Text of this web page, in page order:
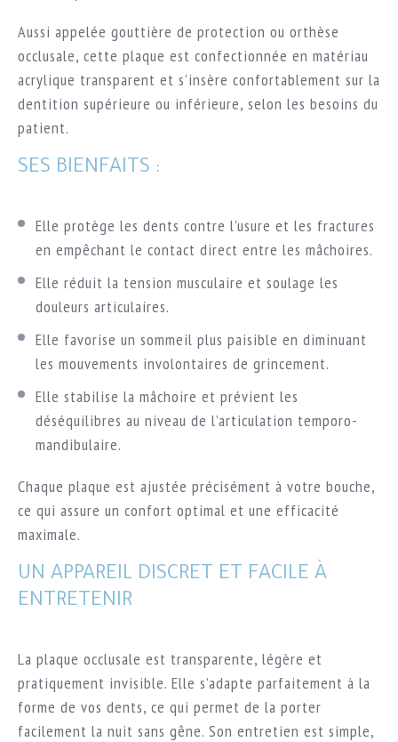
Aussi appelée gouttière de protection ou orthèse
occlusale, cette plaque est confectionnée en matériau
acrylique transparent et s’insère confortablement sur la
dentition supérieure ou inférieure, selon les besoins du
patient.
SES BIENFAITS :
Elle protège les dents contre l’usure et les fractures
en empêchant le contact direct entre les mâchoires.
Elle réduit la tension musculaire et soulage les
douleurs articulaires.
Elle favorise un sommeil plus paisible en diminuant
les mouvements involontaires de grincement.
Elle stabilise la mâchoire et prévient les
déséquilibres au niveau de l’articulation temporo-
mandibulaire.
Chaque plaque est ajustée précisément à votre bouche,
ce qui assure un confort optimal et une efficacité
maximale.
UN APPAREIL DISCRET ET FACILE À
ENTRETENIR
La plaque occlusale est transparente, légère et
pratiquement invisible. Elle s’adapte parfaitement à la
forme de vos dents, ce qui permet de la porter
facilement la nuit sans gêne. Son entretien est simple,